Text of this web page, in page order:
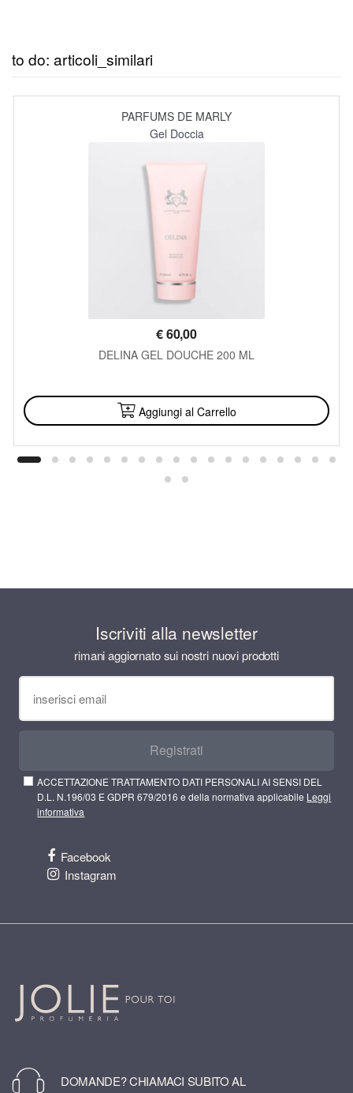
to do: articoli_similari
PARFUMS DE MARLY
Gel Doccia
€60,00
DELINA GEL DOUCHE 200 ML
Aggiungi al Carrello
Iscriviti alla newsletter
rimani aggiornato sui nostri nuovi prodotti
Registrati
ACCETTAZIONE TRATTAMENTO DATI PERSONALI AI SENSI DEL
D.L. N.196/03 E GDPR 679/2016 e della normativa applicabile Leggi
informativa
Facebook
Instagram
DOMANDE? CHIAMACI SUBITO AL